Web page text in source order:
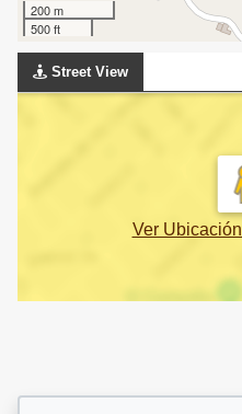
200 m
500 ft
Street View
Ver Ubicación